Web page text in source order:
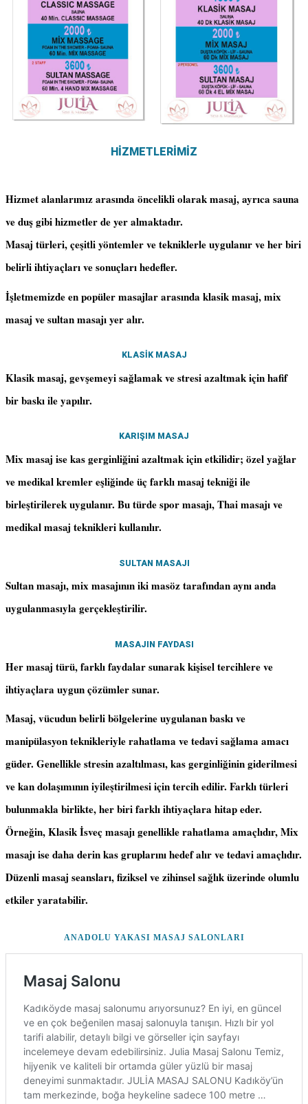
HİZMETLERİMİZ
Hizmet alanlarımız arasında öncelikli olarak masaj, ayrıca sauna
ve duş gibi hizmetler de yer almaktadır.
Masaj türleri, çeşitli yöntemler ve tekniklerle uygulanır ve her biri
belirli ihtiyaçları ve sonuçları hedefler.
İşletmemizde en popüler masajlar arasında klasik masaj, mix
masaj ve sultan masajı yer alır.
KLASİK MASAJ
Klasik masaj, gevşemeyi sağlamak ve stresi azaltmak için hafif
bir baskı ile yapılır.
KARIŞIM MASAJ
Mix masaj ise kas gerginliğini azaltmak için etkilidir; özel yağlar
ve medikal kremler eşliğinde üç farklı masaj tekniği ile
birleştirilerek uygulanır. Bu türde spor masajı, Thai masajı ve
medikal masaj teknikleri kullanılır.
SULTAN MASAJI
Sultan masajı, mix masajının iki masöz tarafından aynı anda
uygulanmasıyla gerçekleştirilir.
MASAJIN FAYDASI
Her masaj türü, farklı faydalar sunarak kişisel tercihlere ve
ihtiyaçlara uygun çözümler sunar.
Masaj, vücudun belirli bölgelerine uygulanan baskı ve
manipülasyon teknikleriyle rahatlama ve tedavi sağlama amacı
güder. Genellikle stresin azaltılması, kas gerginliğinin giderilmesi
ve kan dolaşımının iyileştirilmesi için tercih edilir. Farklı türleri
bulunmakla birlikte, her biri farklı ihtiyaçlara hitap eder.
Örneğin, Klasik İsveç masajı genellikle rahatlama amaçlıdır, Mix
masajı ise daha derin kas gruplarını hedef alır ve tedavi amaçlıdır.
Düzenli masaj seansları, fiziksel ve zihinsel sağlık üzerinde olumlu
etkiler yaratabilir.
ANADOLU YAKASI MASAJ SALONLARI